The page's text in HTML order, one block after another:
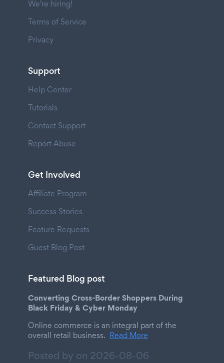
We're hiring!
Terms of Service
Privacy
Support
Help Center
Tutorials
Contact Support
Report Abuse
Get Involved
Affiliate Program
Success Stories
Feature Requests
Guest Blog Post
Featured Blog post
Converting Cross-Border Shoppers During
Black Friday & Cyber Monday
Online commerce is an integral part of the
overall retail business. Read More
Posted by on 2026-08-06